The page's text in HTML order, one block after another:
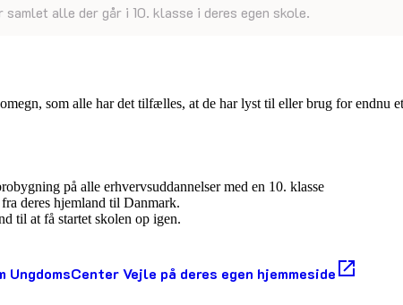
samlet alle der går i 10. klasse i deres egen skole.
som alle har det tilfælles, at de har lyst til eller brug for endnu
på alle erhvervsuddannelser med en 10. klasse
deres hjemland til Danmark.
til at få startet skolen op igen.
UngdomsCenter Vejle på deres egen hjemmeside